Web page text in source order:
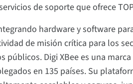
de soporte que ofrece
hardware y software
de misión crítica para los
Digi XBee es una
en 135 países. Su